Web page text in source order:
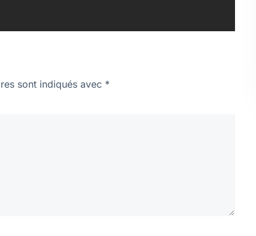
sont indiqués avec *